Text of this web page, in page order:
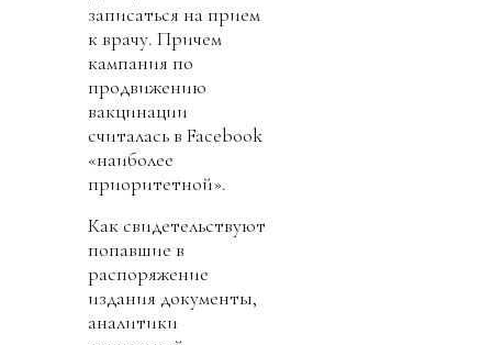
записаться на прием
к врачу. Причем
кампания по
продвижению
вакцинации
считалась в Facebook
«наиболее
приоритетной».
Как свидетельствуют
попавшие в
распоряжение
издания документы,
аналитики